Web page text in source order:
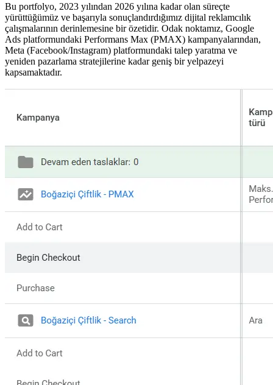
Bu portfolyo, 2023 yılından 2026 yılına kadar olan süreçte
yürüttüğümüz ve başarıyla sonuçlandırdığımız dijital reklamcılık
çalışmalarının derinlemesine bir özetidir. Odak noktamız, Google
Ads platformundaki Performans Max (PMAX) kampanyalarından,
Meta (Facebook/Instagram) platformundaki talep yaratma ve
yeniden pazarlama stratejilerine kadar geniş bir yelpazeyi
kapsamaktadır.